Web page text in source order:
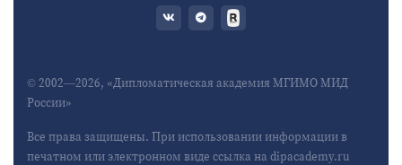
© 2002—2026, «Дипломатическая академия МГИМО МИД
России»
Все права защищены. При использовании информации в
печатном или электронном виде ссылка на dipacademy.ru